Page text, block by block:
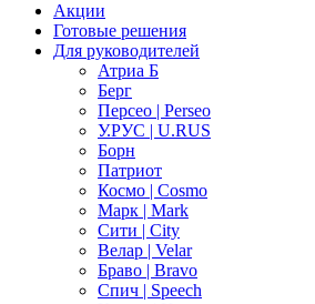
Акции
Готовые решения
Для руководителей
Атриа Б
Берг
Персео | Perseo
У.РУС | U.RUS
Борн
Патриот
Космо | Cosmo
Марк | Mark
Сити | City
Велар | Velar
Браво | Bravo
Спич | Speech